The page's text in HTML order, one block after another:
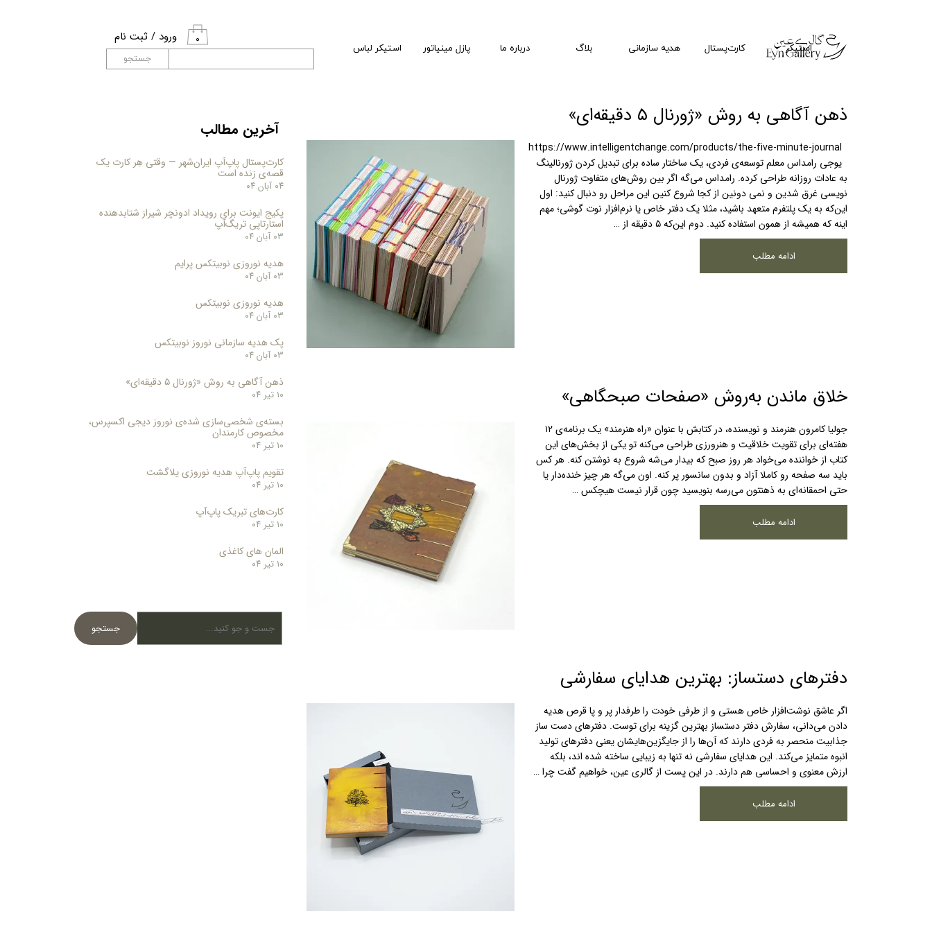
۰ ورود / ثبت نام
حساب کاربری من
کاربری
استیکر کارت‌پستال هدیه سازمانی بلاگ درباره ما پازل مینیاتور
استیکر لباس
جستجو
ذهن آگاهی به روش «ژورنال ۵ دقیقه‌ای»
https://www.intelligentchange.com/products/the-five-minute-journal
یوجی رامداس معلم توسعه‌ی فردی،‌ یک ساختار ساده برای تبدیل کردن ژورنالینگ
به عادات روزانه طراحی کرده. رامداس می‌گه اگر بین روش‌های متفاوت ژورنال
نویسی غرق شدین و نمی دونین از کجا شروع کنین این مراحل رو دنبال کنید: اول
این‌که به یک پلتفرم متعهد باشید، مثلا یک دفتر خاص یا نرم‌افزار نوت گوشی؛ مهم
اینه که همیشه از همون استفاده کنید. دوم این‌که ۵ دقیقه از …
ادامه مطلب
خلاق ماندن به‌روش «صفحات صبحگاهی»
جولیا کامرون هنرمند و نویسنده، در کتابش با عنوان «راه هنرمند» یک برنامه‌ی ۱۲
هفته‌ای برای تقویت خلاقیت و هنرورزی طراحی می‌کنه تو یکی از بخش‌های این
کتاب از خواننده می‌خواد هر روز صبح که بیدار می‌شه شروع به نوشتن کنه. هر کس
باید سه صفحه‌ رو کاملا آزاد و بدون سانسور پر کنه. اون می‌گه هر چیز خنده‌دار یا
حتی احمقانه‌ای به ذهنتون می‌رسه بنویسید چون قرار نیست هیچکس …
ادامه مطلب
دفترهای دستساز: بهترین هدایای سفارشی
اگر عاشق نوشت‌افزار خاص هستی و از طرفی خودت را طرفدار پر و پا قرص هدیه
دادن می‌دانی، سفارش دفتر دستساز بهترین گزینه برای توست. دفترهای دست ساز
جذابیت منحصر به فردی دارند که آن‌ها را از جایگزین‌هایشان یعنی دفترهای تولید
انبوه متمایز می‌کند. این هدایای سفارشی نه تنها به زیبایی ساخته شده اند، بلکه
ارزش معنوی و احساسی هم دارند. در این پست از گالری عین، خواهیم گفت چرا …
ادامه مطلب
کارت‌پستال پاپ‌آپ ایران‌شهر — وقتی هِر کارت یک
قصه‌ی زنده است
۰۴ آبان ۰۴
پکیج ایونت برای رویداد ادونچر شیراز شتابدهنده
استارتاپی تریگ‌آپ
۰۳ آبان ۰۴
هدیه نوروزی نوبیتکس پرایم
۰۳ آبان ۰۴
هدیه نوروزی نوبیتکس
۰۳ آبان ۰۴
پک هدیه سازمانی نوروز نوبیتکس
۰۳ آبان ۰۴
ذهن آگاهی به روش «ژورنال ۵ دقیقه‌ای»
۱۰ تیر ۰۴
بسته‌ی شخصی‌سازی شده‌ی نوروز دیجی اکسپرس،
مخصوص کارمندان
۱۰ تیر ۰۴
تقویم پاپ‌آپ هدیه نوروزی یلاگشت
۱۰ تیر ۰۴
کارت‌های تبریک پاپ‌آپ
۱۰ تیر ۰۴
المان های کاغذی
۱۰ تیر ۰۴
آخرین مطالب
جستجو